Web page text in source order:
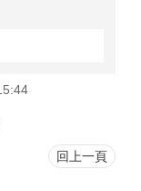
回上一頁